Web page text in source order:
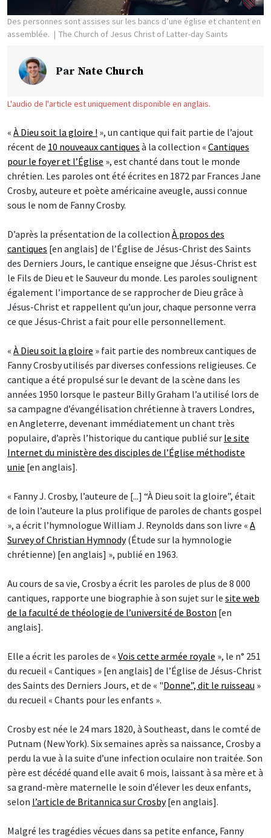
Des personnes sont assises sur les bancs d’une église et chantent en
assemblée.
The Church of Jesus Christ of Latter-day Saints
Par Nate Church
L'audio de l'article est uniquement disponible en anglais.
« À Dieu soit la gloire ! », un cantique qui fait partie de l’ajout
récent de 10 nouveaux cantiques à la collection « Cantiques
pour le foyer et l’Église », est chanté dans tout le monde
chrétien. Les paroles ont été écrites en 1872 par Frances Jane
Crosby, auteure et poète américaine aveugle, aussi connue
sous le nom de Fanny Crosby.
D’après la présentation de la collection À propos des
cantiques [en anglais] de l’Église de Jésus-Christ des Saints
des Derniers Jours, le cantique enseigne que Jésus-Christ est
le Fils de Dieu et le Sauveur du monde. Les paroles soulignent
également l’importance de se rapprocher de Dieu grâce à
Jésus-Christ et rappellent qu’un jour, chaque personne verra
ce que Jésus-Christ a fait pour elle personnellement.
« À Dieu soit la gloire » fait partie des nombreux cantiques de
Fanny Crosby utilisés par diverses confessions religieuses. Ce
cantique a été propulsé sur le devant de la scène dans les
années 1950 lorsque le pasteur Billy Graham l’a utilisé lors de
sa campagne d’évangélisation chrétienne à travers Londres,
en Angleterre, devenant immédiatement un chant très
populaire, d’après l’historique du cantique publié sur le site
Internet du ministère des disciples de l’Église méthodiste
unie [en anglais].
« Fanny J. Crosby, l’auteure de [...] “À Dieu soit la gloire”, était
de loin l’auteure la plus prolifique de paroles de chants gospel
», a écrit l’hymnologue William J. Reynolds dans son livre « A
Survey of Christian Hymnody(Étude sur la hymnologie
chrétienne) [en anglais] », publié en 1963.
Au cours de sa vie, Crosby a écrit les paroles de plus de 8 000
cantiques, rapporte une biographie à son sujet sur le site web
de la faculté de théologie de l’université de Boston [en
anglais].
Elle a écrit les paroles de « Vois cette armée royale », le n° 251
du recueil « Cantiques » [en anglais] de l’Église de Jésus-Christ
des Saints des Derniers Jours, et de « "Donne”, dit le ruisseau »
du recueil « Chants pour les enfants ».
Crosby est née le 24 mars 1820, à Southeast, dans le comté de
Putnam (New York). Six semaines après sa naissance, Crosby a
perdu la vue à la suite d’une infection oculaire non traitée. Son
père est décédé quand elle avait 6 mois, laissant à sa mère et à
sa grand-mère maternelle le soin d’élever les deux enfants,
selon l’article de Britannica sur Crosby[en anglais].
Malgré les tragédies vécues dans sa petite enfance, Fanny